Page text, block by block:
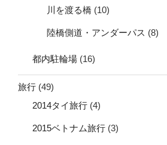
川を渡る橋 (10)
陸橋側道・アンダーパス (8)
都内駐輪場 (16)
旅行 (49)
2014タイ旅行 (4)
2015ベトナム旅行 (3)